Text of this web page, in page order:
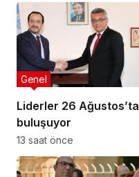
Liderler 26 Ağustos’ta
buluşuyor
Genel
13 saat önce